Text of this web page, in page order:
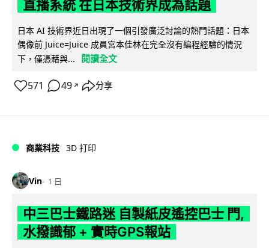
直播系統 在日本技術界成為話題
日本 AI 技術界近日出現了一個引發廣泛討論的熱門話題：日本
偶像前 Juice=Juice 成員宮本佳林在完全沒有編程經驗的情況
下，僅憑藉與...
閱讀全文
571 49 ↗ 分享
商業科技 3D 打印
Vin 1 日
中三巴士鐵路迷 自製紙皮遙控巴士 門,
水撥識郁 + 實時GPS報站